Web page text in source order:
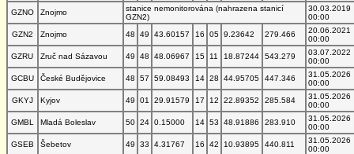
GZNO
Znojmo
stanice nemonitorována (nahrazena stanicí
GZN2)
30.03.2019
00:00
GZN2
Znojmo 48 49 43.60157 16 05 9.23642 279.466
20.06.2021
00:00
GZRU
Zruč nad Sázavou 49 48 48.06967 15 11 18.87244 543.279
03.07.2022
00:00
GCBU
České Budějovice 48 57 59.08493 14 28 44.95705 447.346
31.05.2026
00:00
GKYJ
Kyjov 49 01 29.91579 17 12 22.89352 285.584
31.05.2026
00:00
GMBL
Mladá Boleslav 50 24 0.15000 14 53 48.91886 283.910
31.05.2026
00:00
GSEB
Šebetov 49 33 4.31767 16 42 10.93895 440.811
31.05.2026
00:00